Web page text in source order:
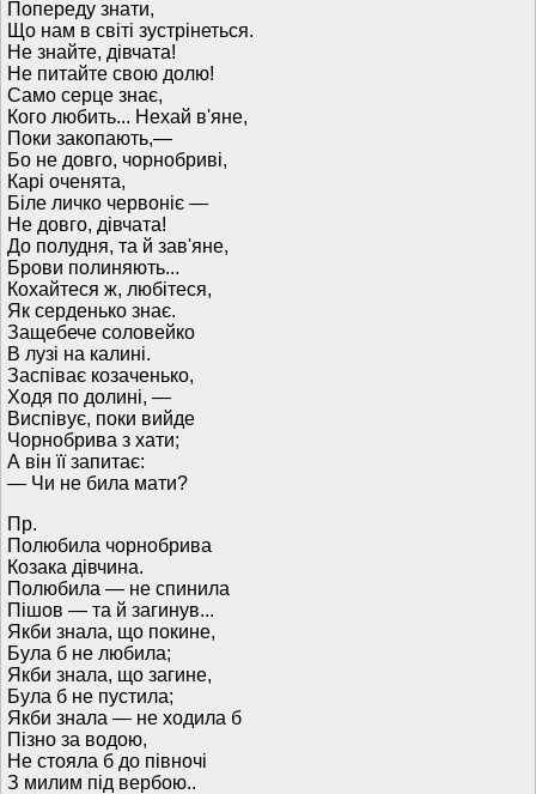
Попереду знати,
Що нам в світі зустрінеться.
Не знайте, дівчата!
Не питайте свою долю!
Само серце знає,
Кого любить... Нехай в'яне,
Поки закопають,—
Бо не довго, чорнобриві,
Карі оченята,
Біле личко червоніє —
Не довго, дівчата!
До полудня, та й зав'яне,
Брови полиняють...
Кохайтеся ж, любітеся,
Як серденько знає.
Защебече соловейко
В лузі на калині.
Заспіває козаченько,
Ходя по долині, —
Виспівує, поки вийде
Чорнобрива з хати;
А він її запитає:
— Чи не била мати?
Пр.
Полюбила чорнобрива
Козака дівчина.
Полюбила — не спинила
Пішов — та й загинув...
Якби знала, що покине,
Була б не любила;
Якби знала, що загине,
Була б не пустила;
Якби знала — не ходила б
Пізно за водою,
Не стояла б до півночі
З милим під вербою..